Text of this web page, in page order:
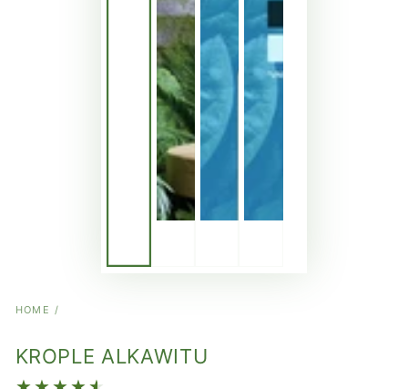
HOME /
KROPLE ALKAWITU